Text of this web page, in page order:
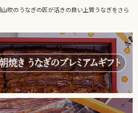
吹のうなぎの匠が活きの良い上質うなぎをさら